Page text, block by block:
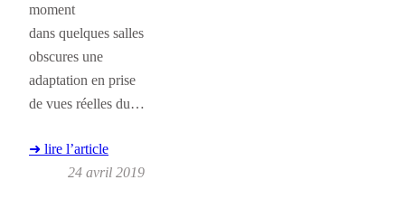
moment
dans quelques salles
obscures une
adaptation en prise
de vues réelles du…
➜ lire l’article
24 avril 2019